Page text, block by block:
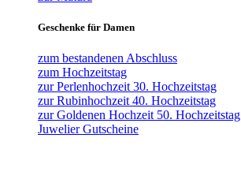
Geschenke für Damen
zum bestandenen Abschluss
zum Hochzeitstag
zur Perlenhochzeit 30. Hochzeitstag
zur Rubinhochzeit 40. Hochzeitstag
zur Goldenen Hochzeit 50. Hochzeitstag
Juwelier Gutscheine